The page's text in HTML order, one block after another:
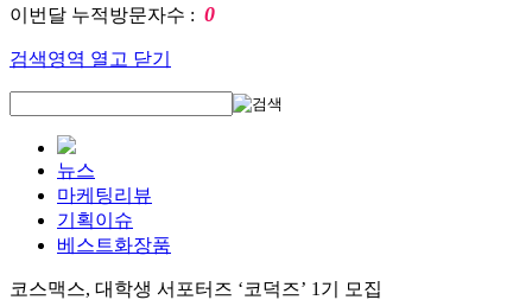
이번달 누적방문자수 : 0
검색영역 열고 닫기
뉴스
마케팅리뷰
기획이슈
베스트화장품
코스맥스, 대학생 서포터즈 ‘코덕즈’ 1기 모집